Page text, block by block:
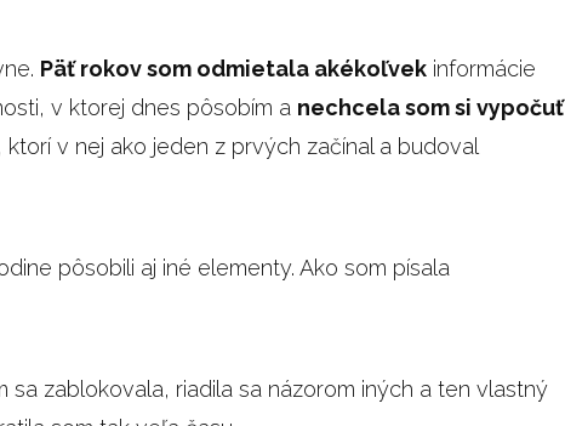
Päť rokov som odmietala akékoľvek informácie
v ktorej dnes pôsobím a nechcela som si vypočuť
, ktorí v nej ako jeden z prvých začínal a budoval
pôsobili aj iné elementy. Ako som písala
sa zablokovala, riadila sa názorom iných a ten vlastný